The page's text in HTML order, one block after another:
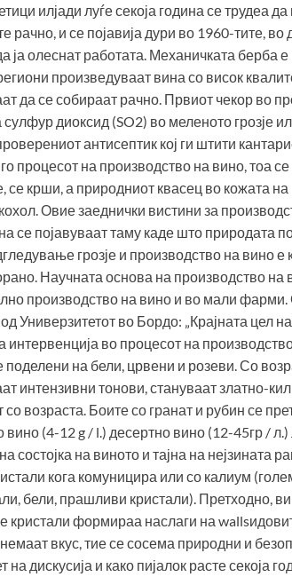
илјади луѓе секоја година се трудеа
рачно, и се појавија дури во 1960-тите,
ја олеснат работата. Механичката берба
произведуваат вина со висок
да се собираат рачно. Првиот чекор во
сулфур диоксид (SO2) во меленото грозје
антисептик кој ги штити
процесот на производство на вино, тоа
се крши, а природниот квасец во кожата
Овие заеднички вистини за
се појавуваат таму каде што природата
грозје и производство на вино е
Научната основа на производство на
производство на вино и во мали
Универзитетот во Бордо: „Крајната цел
интервенција во процесот на
поделени на бели, црвени и розеви. Со
интензивни тонови, стануваат златно-
со возраста. Боите со гранат и рубин се
вино (4-12 g / l.) десертно вино (12-45гр /
состојка на виното и тајна на нејзината
кога комуницира или со калиум
бели, прашливи кристали). Претходно,
кристали формираа наслаги на
вкус, тие се сосема природни и
на дискусија и како пијалок расте секоја